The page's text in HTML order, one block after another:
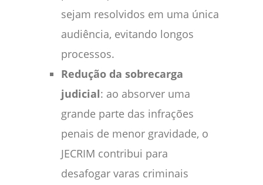
sejam resolvidos em uma única
audiência, evitando longos
processos.
Redução da sobrecarga
judicial: ao absorver uma
grande parte das infrações
penais de menor gravidade, o
JECRIM contribui para
desafogar varas criminais